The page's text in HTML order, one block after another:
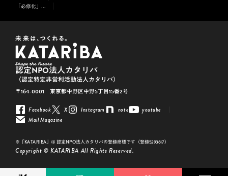
「必修化」...
Facebook X Instagram note
youtube
Mail Magazine
認定NPO法人カタリバ
（認定特定非営利活動法人カタリバ）
〒164-0001 東京都中野区中野5丁目15番2号
※「KATARIBA」は 認定NPO法人カタリバの登録商標です（登録5293617）
Copyright © KATARIBA All Rights Reserved.